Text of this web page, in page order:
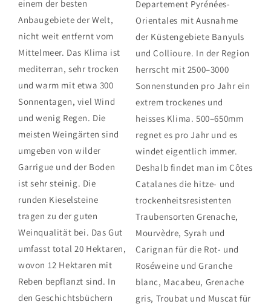
einem der besten
Anbaugebiete der Welt,
nicht weit entfernt vom
Mittelmeer. Das Klima ist
mediterran, sehr trocken
und warm mit etwa 300
Sonnentagen, viel Wind
und wenig Regen. Die
meisten Weingärten sind
umgeben von wilder
Garrigue und der Boden
ist sehr steinig. Die
runden Kieselsteine
tragen zu der guten
Weinqualität bei. Das Gut
umfasst total 20 Hektaren,
wovon 12 Hektaren mit
Reben bepflanzt sind. In
den Geschichtsbüchern
Departement Pyrénées-
Orientales mit Ausnahme
der Küstengebiete Banyuls
und Collioure. In der Region
herrscht mit 2500–3000
Sonnenstunden pro Jahr ein
extrem trockenes und
heisses Klima. 500–650mm
regnet es pro Jahr und es
windet eigentlich immer.
Deshalb findet man im Côtes
Catalanes die hitze- und
trockenheitsresistenten
Traubensorten Grenache,
Mourvèdre, Syrah und
Carignan für die Rot- und
Roséweine und Granche
blanc, Macabeu, Grenache
gris, Troubat und Muscat für